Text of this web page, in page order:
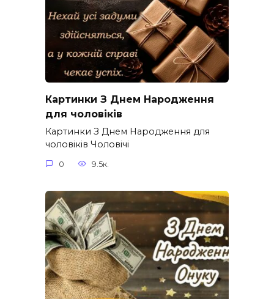
Картинки З Днем Народження
для чоловіків​
Картинки З Днем Народження для
чоловіків​ Чоловічі
0 9.5к.